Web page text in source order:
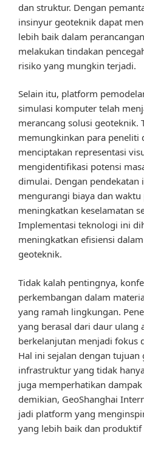
dan struktur. Dengan
insinyur geoteknik dapat
lebih baik dalam
melakukan tindakan
risiko yang mungkin terjadi.
Selain itu, platform
simulasi komputer telah
merancang solusi geoteknik.
memungkinkan para peneliti
menciptakan representasi
mengidentifikasi potensi
dimulai. Dengan pendekatan
mengurangi biaya dan
meningkatkan keselamatan
Implementasi teknologi ini
meningkatkan efisiensi
geoteknik.
Tidak kalah pentingnya,
perkembangan dalam
yang ramah lingkungan.
yang berasal dari daur ulang
berkelanjutan menjadi fokus
Hal ini sejalan dengan
infrastruktur yang tidak
juga memperhatikan
demikian, GeoShanghai
jadi platform yang
yang lebih baik dan